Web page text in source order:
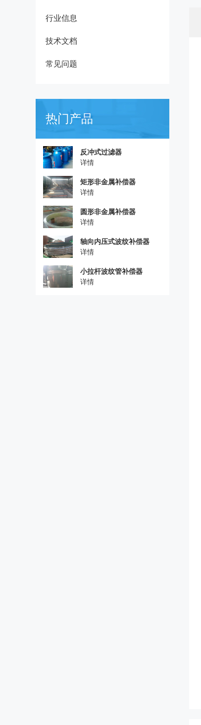
行业信息
技术文档
常见问题
热门产品
反冲式过滤器
详情
矩形非金属补偿器
详情
圆形非金属补偿器
详情
轴向内压式波纹补偿器
详情
小拉杆波纹管补偿器
详情